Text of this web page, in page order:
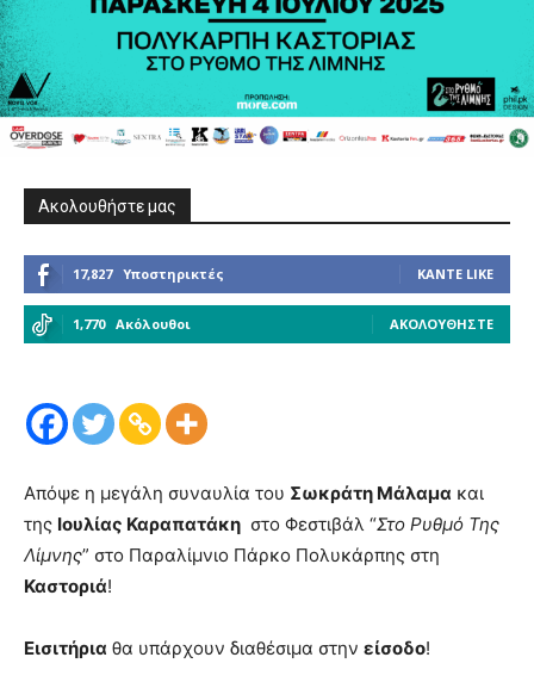
Ακολουθήστε μας
17,827 Υποστηρικτές ΚΆΝΤΕ LIKE
1,770 Ακόλουθοι ΑΚΟΛΟΥΘΉΣΤΕ
Απόψε η μεγάλη συναυλία του Σωκράτη Μάλαμα και
της Ιουλίας Καραπατάκη στο Φεστιβάλ “Στο Ρυθμό Της
Λίμνης” στο Παραλίμνιο Πάρκο Πολυκάρπης στη
Καστοριά!
Εισιτήρια θα υπάρχουν διαθέσιμα στην είσοδο!